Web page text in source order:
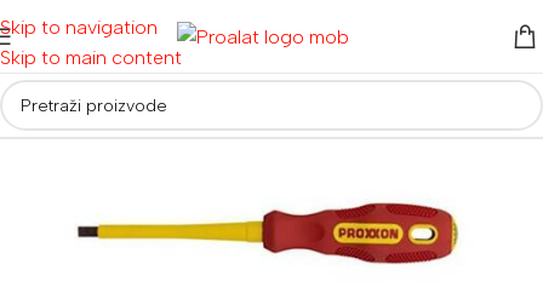
Skip to navigation
Skip to main content
Početna/ Ručni alati i oprema